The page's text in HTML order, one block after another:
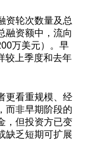
资轮次数量及总
融资额中，流向
万美元）。早
较上季度和去年
更看重规模、经
而非早期阶段的
，但投资方已变
缺乏短期可扩展